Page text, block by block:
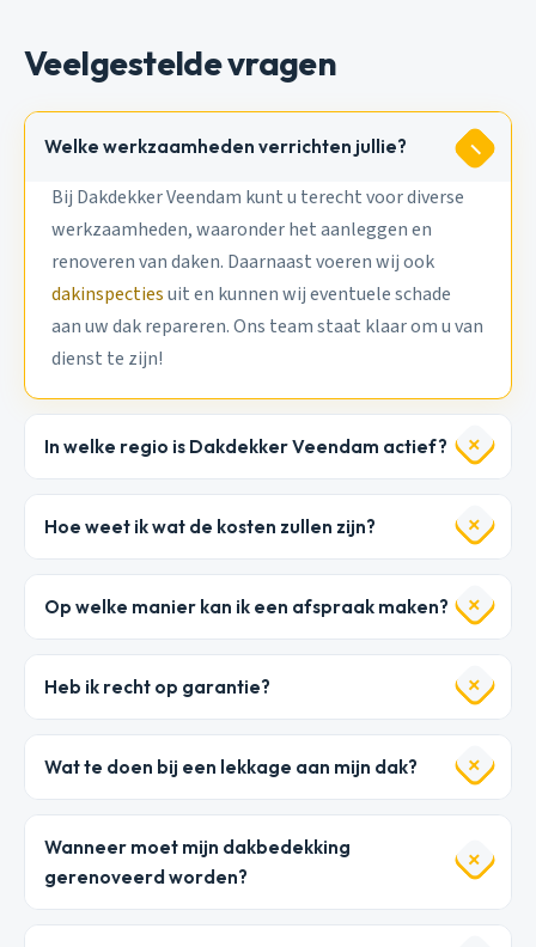
Veelgestelde vragen
Welke werkzaamheden verrichten jullie?
Bij Dakdekker Veendam kunt u terecht voor diverse
werkzaamheden, waaronder het aanleggen en
renoveren van daken. Daarnaast voeren wij ook
dakinspectiesuit en kunnen wij eventuele schade
aan uw dak repareren. Ons team staat klaar om u van
dienst te zijn!
In welke regio is Dakdekker Veendam actief?
Hoe weet ik wat de kosten zullen zijn?
Op welke manier kan ik een afspraak maken?
Heb ik recht op garantie?
Wat te doen bij een lekkage aan mijn dak?
Wanneer moet mijn dakbedekking
gerenoveerd worden?